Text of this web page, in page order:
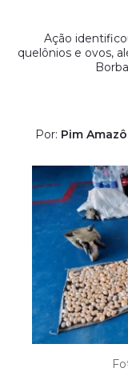
Ação
quelônios e ovos,
Por: Pim